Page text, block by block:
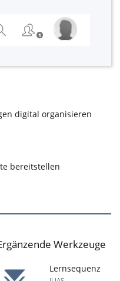
digital organisieren
bereitstellen
Werkzeuge
Lernsequenz